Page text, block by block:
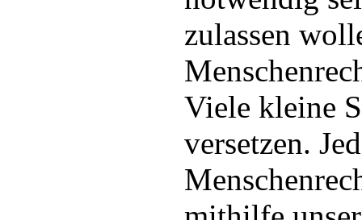
zulassen
Viele kleine
versetzen.